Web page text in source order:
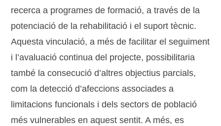
recerca a programes de formació, a través de la
potenciació de la rehabilitació i el suport tècnic.
Aquesta vinculació, a més de facilitar el seguiment
i l’avaluació continua del projecte, possibilitaria
també la consecució d’altres objectius parcials,
com la detecció d’afeccions associades a
limitacions funcionals i dels sectors de població
més vulnerables en aquest sentit. A més, es